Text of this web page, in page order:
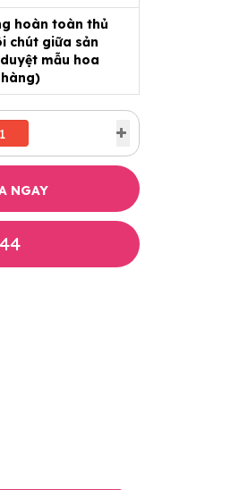
hoàn toàn thủ
chút giữa sản
mẫu hoa
NGAY